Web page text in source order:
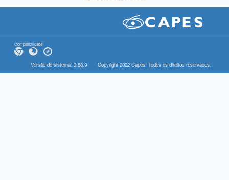
Compatibilidade
Versão do sistema: 3.88.9 Copyright 2022 Capes. Todos os direitos reservados.